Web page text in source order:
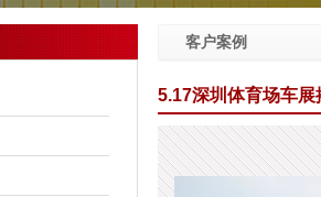
客户案例
5.17深圳体育场车